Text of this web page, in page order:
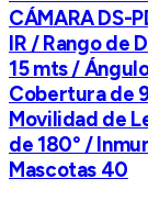
CÁMARA DS-
IR / Rango de
15 mts /
Cobertura de
Movilidad de
de 180° /
Mascotas 40